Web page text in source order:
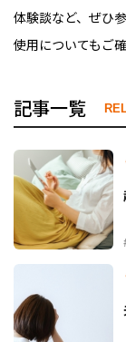
体験談など、ぜひ
使用についてもご確
記事一覧